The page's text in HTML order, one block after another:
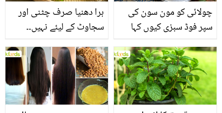
ہرا دھنیا صرف چٹنی اور
سجاوٹ کے لیئے نہیں۔۔
جانیں اس کے وہ حیرت
انگیز فوائد جو شاید ہی آپ
کو معلوم ہوں
چولائی کو مون سون کی
سپر فوڈ سبزی کیوں کہا
جاتا ہے؟ جانیں وٹامنز،
منرلز اور اینٹی آکسیڈنٹس
سے بھرپور اس سبزی کے
فائدے